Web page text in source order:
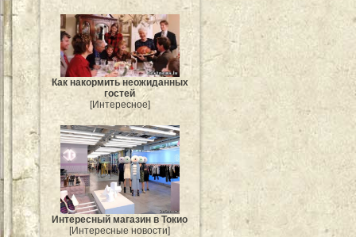
Как накормить неожиданных
гостей
[Интересное]
Интересный магазин в Токио
[Интересные новости]